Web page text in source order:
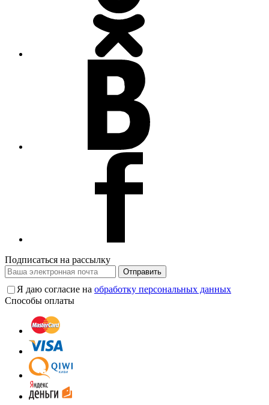
Подписаться на рассылку
Отправить
Я даю согласие на обработку персональных данных
Способы оплаты